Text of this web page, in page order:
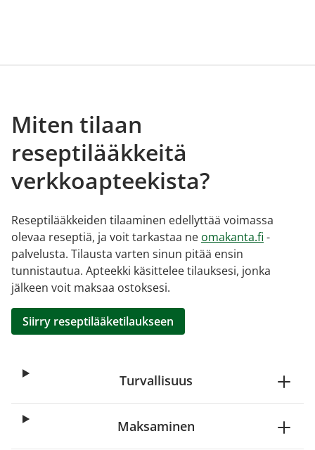
Miten tilaan
reseptilääkkeitä
verkkoapteekista?
Reseptilääkkeiden tilaaminen edellyttää voimassa
olevaa reseptiä, ja voit tarkastaa ne omakanta.fi -
palvelusta. Tilausta varten sinun pitää ensin
tunnistautua. Apteekki käsittelee tilauksesi, jonka
jälkeen voit maksaa ostoksesi.
Siirry reseptilääketilaukseen
Turvallisuus
Maksaminen